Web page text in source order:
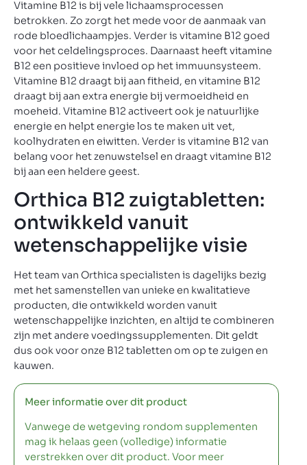
Vitamine B12 is bij vele lichaamsprocessen
betrokken. Zo zorgt het mede voor de aanmaak van
rode bloedlichaampjes. Verder is vitamine B12 goed
voor het celdelingsproces. Daarnaast heeft vitamine
B12 een positieve invloed op het immuunsysteem.
Vitamine B12 draagt bij aan fitheid, en vitamine B12
draagt bij aan extra energie bij vermoeidheid en
moeheid. Vitamine B12 activeert ook je natuurlijke
energie en helpt energie los te maken uit vet,
koolhydraten en eiwitten. Verder is vitamine B12 van
belang voor het zenuwstelsel en draagt vitamine B12
bij aan een heldere geest.
Orthica B12 zuigtabletten:
ontwikkeld vanuit
wetenschappelijke visie
Het team van Orthica specialisten is dagelijks bezig
met het samenstellen van unieke en kwalitatieve
producten, die ontwikkeld worden vanuit
wetenschappelijke inzichten, en altijd te combineren
zijn met andere voedingssupplementen. Dit geldt
dus ook voor onze B12 tabletten om op te zuigen en
kauwen.
Meer informatie over dit product
Vanwege de wetgeving rondom supplementen
mag ik helaas geen (volledige) informatie
verstrekken over dit product. Voor meer